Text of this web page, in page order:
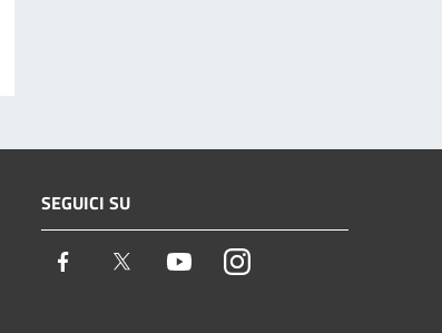
SEGUICI SU
Facebook Twitter YoutubeInstagram